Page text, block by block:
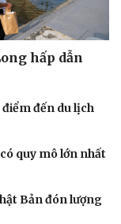
hấp dẫn
đến du lịch
quy mô lớn nhất
Bản đón lượng